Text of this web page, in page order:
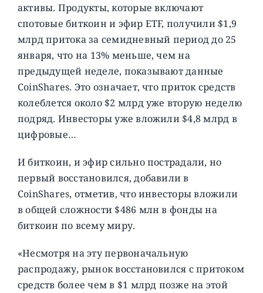
активы. Продукты, которые включают
спотовые биткоин и эфир ETF, получили $1,9
млрд притока за семидневный период до 25
января, что на 13% меньше, чем на
предыдущей неделе, показывают данные
CoinShares. Это означает, что приток средств
колеблется около $2 млрд уже вторую неделю
подряд. Инвесторы уже вложили $4,8 млрд в
цифровые…
И биткоин, и эфир сильно пострадали, но
первый восстановился, добавили в
CoinShares, отметив, что инвесторы вложили
в общей сложности $486 млн в фонды на
биткоин по всему миру.
«Несмотря на эту первоначальную
распродажу, рынок восстановился с притоком
средств более чем в $1 млрд позже на этой